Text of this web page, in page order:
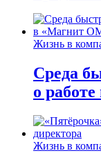
Жизнь в
Среда
о
Жизнь в